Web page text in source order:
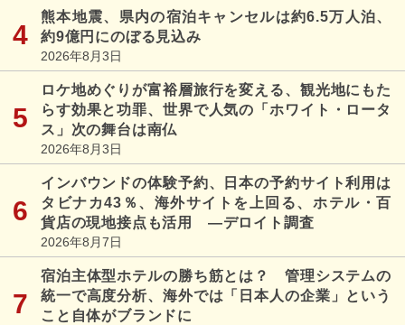
熊本地震、県内の宿泊キャンセルは約6.5万人泊、
約9億円にのぼる見込み
2026年8月3日
ロケ地めぐりが富裕層旅行を変える、観光地にもた
らす効果と功罪、世界で人気の「ホワイト・ロータ
ス」次の舞台は南仏
2026年8月3日
インバウンドの体験予約、日本の予約サイト利用は
タビナカ43％、海外サイトを上回る、ホテル・百
貨店の現地接点も活用 ―デロイト調査
2026年8月7日
宿泊主体型ホテルの勝ち筋とは？ 管理システムの
統一で高度分析、海外では「日本人の企業」という
こと自体がブランドに